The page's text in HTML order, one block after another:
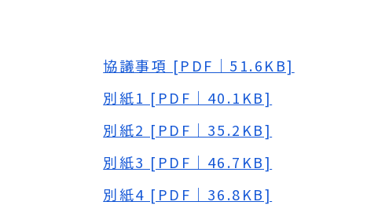
協議事項 [PDF｜51.6KB]
別紙1 [PDF｜40.1KB]
別紙2 [PDF｜35.2KB]
別紙3 [PDF｜46.7KB]
別紙4 [PDF｜36.8KB]